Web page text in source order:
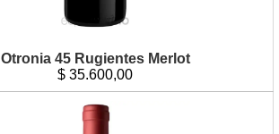
Otronia 45 Rugientes Merlot
$ 35.600,00